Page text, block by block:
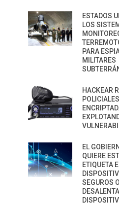
ESTADOS
LOS
PARA
MILITARES
HACKEAR
EL
QUIERE
ETIQUETA
SEGUROS